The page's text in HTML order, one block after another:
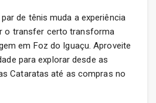
de tênis muda a experiência
o transfer certo transforma
em Foz do Iguaçu. Aproveite
para explorar desde as
Cataratas até as compras no